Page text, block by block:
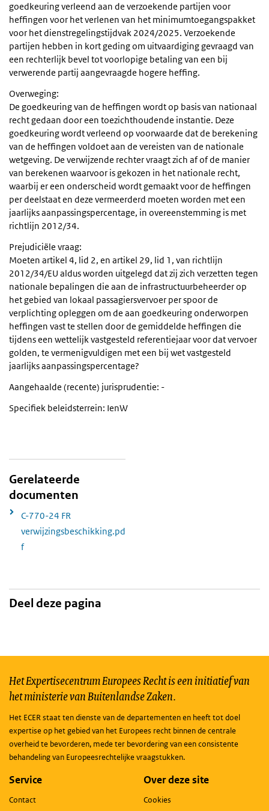
goedkeuring verleend aan de verzoekende partijen voor
heffingen voor het verlenen van het minimumtoegangspakket
voor het dienstregelingstijdvak 2024/2025. Verzoekende
partijen hebben in kort geding om uitvaardiging gevraagd van
een rechterlijk bevel tot voorlopige betaling van een bij
verwerende partij aangevraagde hogere heffing.
Overweging:
De goedkeuring van de heffingen wordt op basis van nationaal
recht gedaan door een toezichthoudende instantie. Deze
goedkeuring wordt verleend op voorwaarde dat de berekening
van de heffingen voldoet aan de vereisten van de nationale
wetgeving. De verwijzende rechter vraagt zich af of de manier
van berekenen waarvoor is gekozen in het nationale recht,
waarbij er een onderscheid wordt gemaakt voor de heffingen
per deelstaat en deze vermeerderd moeten worden met een
jaarlijks aanpassingspercentage, in overeenstemming is met
richtlijn 2012/34.
Prejudiciële vraag:
Moeten artikel 4, lid 2, en artikel 29, lid 1, van richtlijn
2012/34/EU aldus worden uitgelegd dat zij zich verzetten tegen
nationale bepalingen die aan de infrastructuurbeheerder op
het gebied van lokaal passagiersvervoer per spoor de
verplichting opleggen om de aan goedkeuring onderworpen
heffingen vast te stellen door de gemiddelde heffingen die
tijdens een wettelijk vastgesteld referentiejaar voor dat vervoer
golden, te vermenigvuldigen met een bij wet vastgesteld
jaarlijks aanpassingspercentage?
Aangehaalde (recente) jurisprudentie: -
Specifiek beleidsterrein: IenW
Gerelateerde
documenten
C-770-24 FR
verwijzingsbeschikking.pd
f
Deel deze pagina
Het Expertisecentrum Europees Recht is een initiatief van
het ministerie van Buitenlandse Zaken.
Het ECER staat ten dienste van de departementen en heeft tot doel
expertise op het gebied van het Europees recht binnen de centrale
overheid te bevorderen, mede ter bevordering van een consistente
behandeling van Europeesrechtelijke vraagstukken.
Service
Contact
Over deze site
Cookies